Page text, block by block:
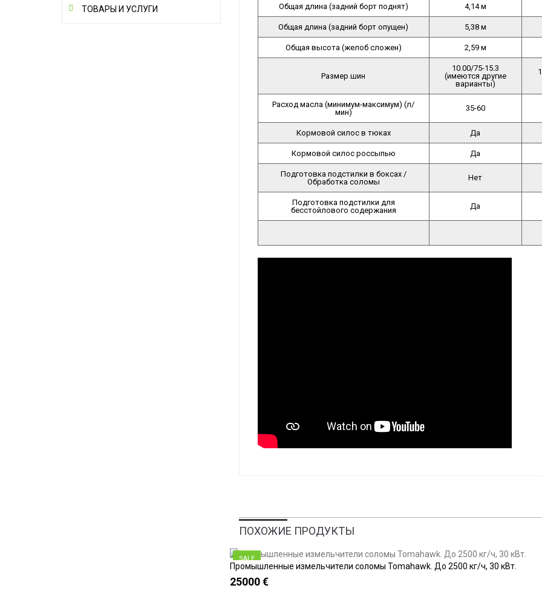
ТОВАРЫ И УСЛУГИ Общая длина (задний борт поднят) 4,14 м
Общая длина (задний борт опущен) 5,38 м
Общая высота (желоб сложен) 2,59 м
Размер шин
10.00/75-15.3
(имеются другие
варианты)
Расход масла (минимум-максимум) (л/
мин)
35-60
Кормовой силос в тюках Да
Кормовой силос россыпью Да
Подготовка подстилки в боксах /
Обработка соломы
Нет
Подготовка подстилки для
бесстойлового содержания
Да
ПОХОЖИЕ ПРОДУКТЫ
SALE
Промышленные измельчители соломы Tomahawk. До 2500 кг/ч, 30 кВт.
25000 €